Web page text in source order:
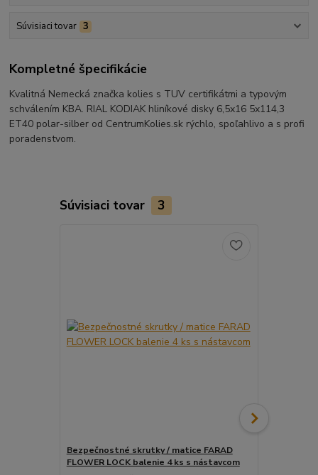
Súvisiaci tovar 3
Kompletné špecifikácie
Kvalitná Nemecká značka kolies s TUV certifikátmi a typovým
schválením KBA. RIAL KODIAK hliníkové disky 6,5x16 5x114,3
ET40 polar-silber od CentrumKolies.sk rýchlo, spoľahlivo a s profi
poradenstvom.
Súvisiaci tovar 3
Bezpečnostné skrutky / matice FARAD
FLOWER LOCK balenie 4 ks s nástavcom